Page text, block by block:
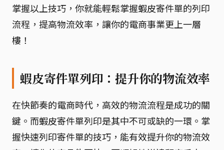
掌握以上技巧，你就能輕鬆掌握蝦皮寄件單的列印
流程，提高物流效率，讓你的電商事業更上一層
樓！
蝦皮寄件單列印：提升你的物流效率
在快節奏的電商時代，高效的物流流程是成功的關
鍵。而蝦皮寄件單列印是其中不可或缺的一環。掌
握快速列印寄件單的技巧，能有效提升你的物流效